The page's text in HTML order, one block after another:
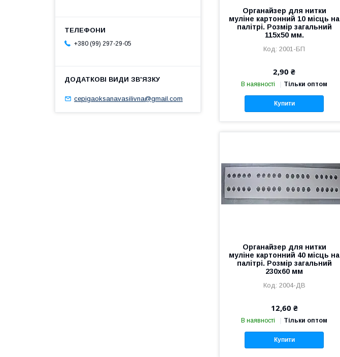
Органайзер для нитки
муліне картонний 10 місць на
палітрі. Розмір загальний
115х50 мм.
2001-БП
2,90 ₴
В наявності Тільки оптом
Купити
Органайзер для нитки
муліне картонний 40 місць на
палітрі. Розмір загальний
230х60 мм
2004-ДВ
12,60 ₴
В наявності Тільки оптом
Купити
+380 (99) 297-29-05
cepigaoksanavasilivna@gmail.com